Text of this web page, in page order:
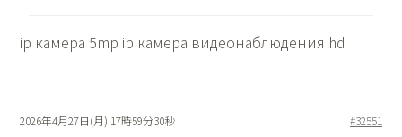
ip камера 5mp ip камера видеонаблюдения hd
2026年4月27日(月) 17時59分30秒 #32551